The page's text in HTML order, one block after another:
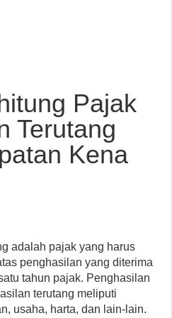
Pajak
Terutang
Kena
adalah pajak yang harus
penghasilan yang diterima
tahun pajak. Penghasilan
terutang meliputi
usaha, harta, dan lain-lain.